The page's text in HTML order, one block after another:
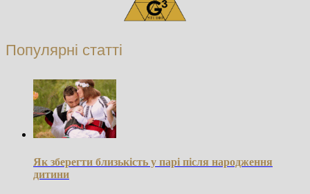
Популярні статті
Як зберегти близькість у парі після народження
дитини